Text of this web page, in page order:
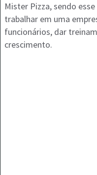
Mister Pizza, sendo
trabalhar em uma
funcionários, dar
crescimento.